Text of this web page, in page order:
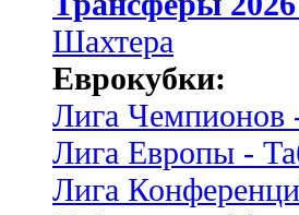
Шахтера
Еврокубки:
Лига Чемпионов
Лига Европы -
Лига